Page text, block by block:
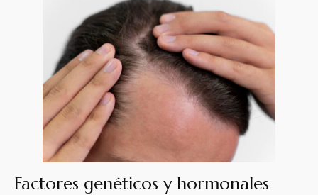
Factores genéticos y hormonales